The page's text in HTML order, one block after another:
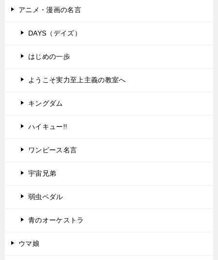
アニメ・漫画の名言
DAYS（デイズ）
はじめの一歩
ようこそ実力至上主義の教室へ
キングダム
ハイキュー!!
ワンピース名言
宇宙兄弟
弱虫ペダル
青のオーケストラ
ウマ娘